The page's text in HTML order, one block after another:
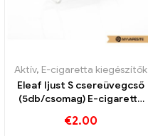
Aktív, E-cigaretta kiegészítők
Eleaf Ijust S csereüvegcső
(5db/csomag) E-cigaretta
€2.00